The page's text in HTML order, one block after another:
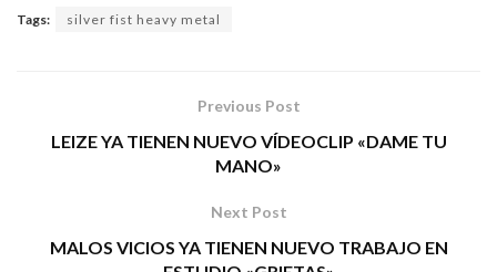
Tags: silver fist heavy metal
Previous Post
LEIZE YA TIENEN NUEVO VÍDEOCLIP «DAME TU
MANO»
Next Post
MALOS VICIOS YA TIENEN NUEVO TRABAJO EN